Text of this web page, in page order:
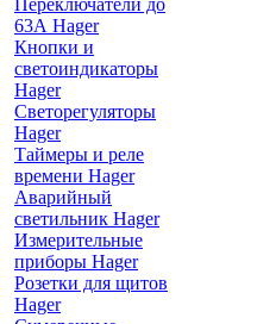
Переключатели до
63А Hager
Кнопки и
светоиндикаторы
Hager
Светорегуляторы
Hager
Таймеры и реле
времени Hager
Аварийный
светильник Hager
Измерительные
приборы Hager
Розетки для щитов
Hager